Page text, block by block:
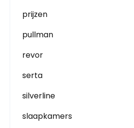
prijzen
pullman
revor
serta
silverline
slaapkamers